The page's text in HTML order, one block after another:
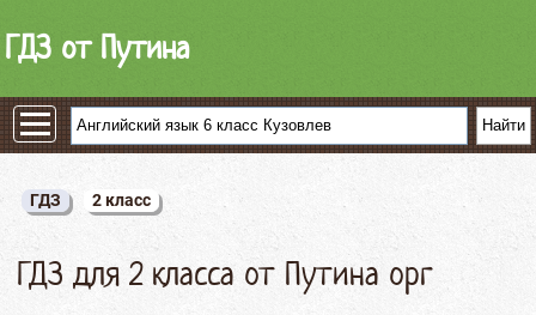
ГДЗ от Путина
ГДЗ 2 класс
ГДЗ для 2 класса от Путина орг